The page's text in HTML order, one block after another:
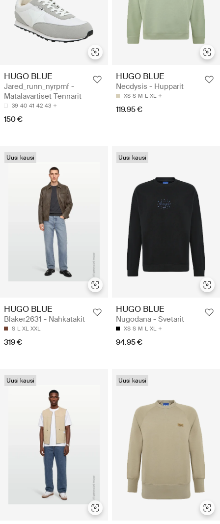
HUGO BLUE
Jared_runn_nyrpmf -
Matalavartiset Tennarit
39 40 41 42 43
150 €
HUGO BLUE
Necdysis - Hupparit
XS S M L XL
119.95 €
Uusi kausi
HUGO BLUE
Blaker2631 - Nahkatakit
S L XL XXL
319 €
Uusi kausi
HUGO BLUE
Nugodana - Svetarit
XS S M L XL
94.95 €
Uusi kausi Uusi kausi